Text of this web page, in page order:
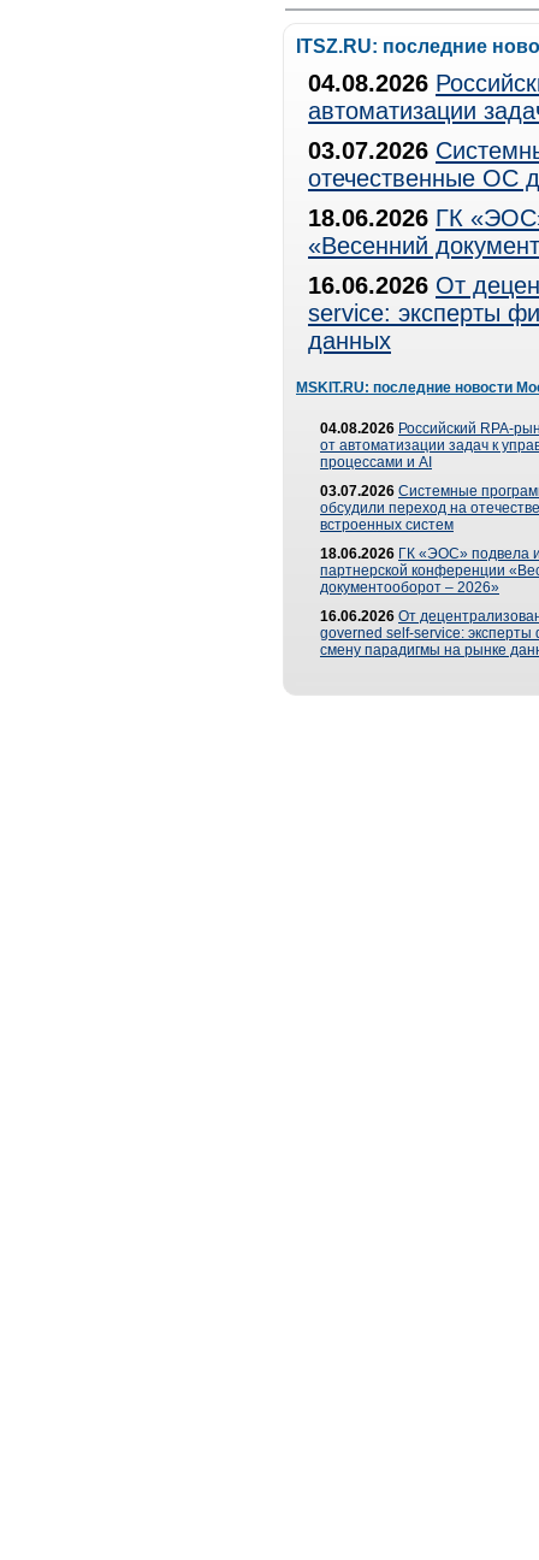
ITSZ.RU: последние
04.08.2026
автоматизации
03.07.2026
отечественные ОС
18.06.2026 ГК
«Весенний
16.06.2026 От
service: эксперты
данных
MSKIT.RU: последние новости
04.08.2026 Российский RPA-
от автоматизации задач к
процессами и AI
03.07.2026 Системные
обсудили переход на
встроенных систем
18.06.2026 ГК «ЭОС» подвела
партнерской конференции
документооборот – 2026»
16.06.2026 От
governed self-service: эксперты
смену парадигмы на рынке